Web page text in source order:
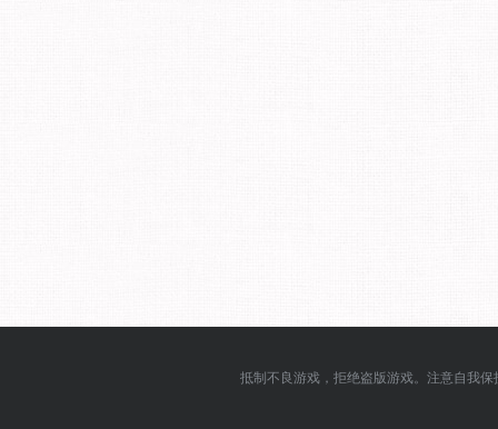
抵制不良游戏，拒绝盗版游戏。注意自我